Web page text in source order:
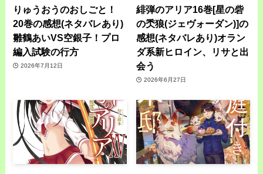
りゅうおうのおしごと！
20巻の感想(ネタバレあり)
雛鶴あいVS空銀子！プロ
編入試験の行方
2026年7月12日
緋弾のアリア16巻[星の砦
の秂狼(ジェヴォーダン)]の
感想(ネタバレあり)オラン
ダ系新ヒロイン、リサと出
会う
2026年6月27日